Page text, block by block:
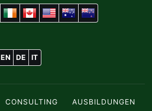
EN DE IT
CONSULTING AUSBILDUNGEN